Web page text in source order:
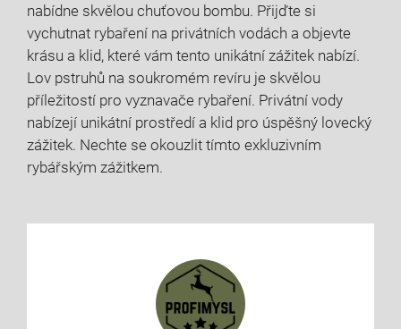
nabídne skvělou chuťovou bombu. Přijďte si
vychutnat rybaření na privátních vodách a objevte
krásu a klid, které vám tento unikátní zážitek nabízí.
Lov pstruhů na soukromém revíru je skvělou
příležitostí pro vyznavače rybaření. Privátní vody
nabízejí unikátní prostředí a klid pro úspěšný lovecký
zážitek. Nechte se okouzlit tímto exkluzivním
rybářským zážitkem.